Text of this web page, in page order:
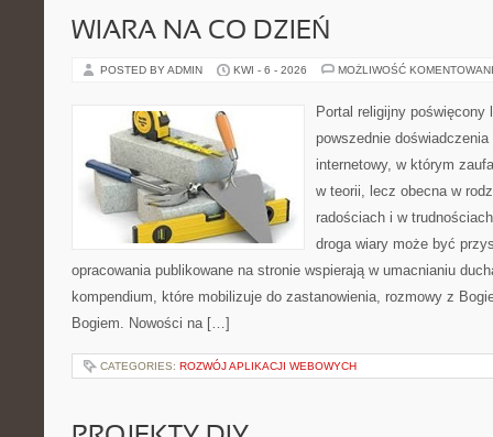
WIARA NA CO DZIEŃ
POSTED BY ADMIN KWI - 6 - 2026 MOŻLIWOŚĆ
Portal religijny poświęcony
powszednie
internetowy, w którym
w teorii, lecz obecna w
radościach i w
droga wiary może być
opracowania publikowane na stronie wspierają w umacnianiu
kompendium, które mobilizuje do zastanowienia, rozmowy z
Bogiem. Nowości na […]
CATEGORIES: ROZWÓJ APLIKACJI WEBOWYCH